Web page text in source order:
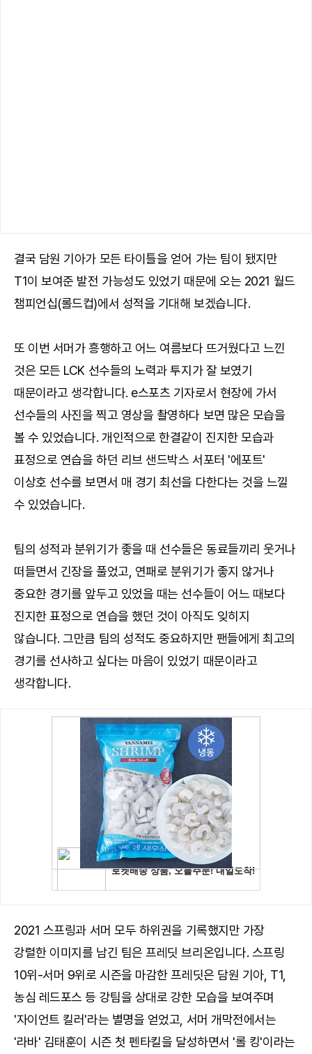
결국 담원 기아가 모든 타이틀을 얻어 가는 팀이 됐지만
T1이 보여준 발전 가능성도 있었기 때문에 오는 2021 월드
챔피언십(롤드컵)에서 성적을 기대해 보겠습니다.
또 이번 서머가 흥행하고 어느 여름보다 뜨거웠다고 느낀
것은 모든 LCK 선수들의 노력과 투지가 잘 보였기
때문이라고 생각합니다. e스포츠 기자로서 현장에 가서
선수들의 사진을 찍고 영상을 촬영하다 보면 많은 모습을
볼 수 있었습니다. 개인적으로 한결같이 진지한 모습과
표정으로 연습을 하던 리브 샌드박스 서포터 '에포트'
이상호 선수를 보면서 매 경기 최선을 다한다는 것을 느낄
수 있었습니다.
팀의 성적과 분위기가 좋을 때 선수들은 동료들끼리 웃거나
떠들면서 긴장을 풀었고, 연패로 분위기가 좋지 않거나
중요한 경기를 앞두고 있었을 때는 선수들이 어느 때보다
진지한 표정으로 연습을 했던 것이 아직도 잊히지
않습니다. 그만큼 팀의 성적도 중요하지만 팬들에게 최고의
경기를 선사하고 싶다는 마음이 있었기 때문이라고
생각합니다.
2021 스프링과 서머 모두 하위권을 기록했지만 가장
강렬한 이미지를 남긴 팀은 프레딧 브리온입니다. 스프링
10위-서머 9위로 시즌을 마감한 프레딧은 담원 기아, T1,
농심 레드포스 등 강팀을 상대로 강한 모습을 보여주며
'자이언트 킬러'라는 별명을 얻었고, 서머 개막전에서는
'라바' 김태훈이 시즌 첫 펜타킬을 달성하면서 '롤 킹'이라는